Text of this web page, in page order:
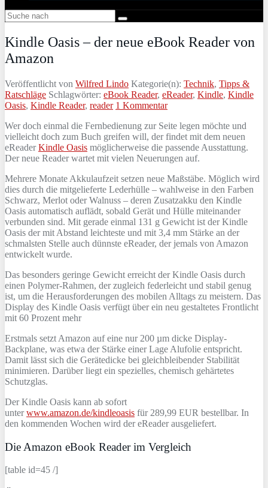
Kindle Oasis – der neue eBook Reader von
Amazon
Veröffentlicht von Wilfred Lindo Kategorie(n): Technik, Tipps &
Ratschläge Schlagwörter: eBook Reader, eReader, Kindle, Kindle
Oasis, Kindle Reader, reader 1 Kommentar
Wer doch einmal die Fernbedienung zur Seite legen möchte und
vielleicht doch zum Buch greifen will, der findet mit dem neuen
eReaderKindle Oasis möglicherweise die passende Ausstattung.
Der neue Reader wartet mit vielen Neuerungen auf.
Mehrere Monate Akkulaufzeit setzen neue Maßstäbe. Möglich wird
dies durch die mitgelieferte Lederhülle – wahlweise in den Farben
Schwarz, Merlot oder Walnuss – deren Zusatzakku den Kindle
Oasis automatisch auflädt, sobald Gerät und Hülle miteinander
verbunden sind. Mit gerade einmal 131 g Gewicht ist der Kindle
Oasis der mit Abstand leichteste und mit 3,4 mm Stärke an der
schmalsten Stelle auch dünnste eReader, der jemals von Amazon
entwickelt wurde.
Das besonders geringe Gewicht erreicht der Kindle Oasis durch
einen Polymer-Rahmen, der zugleich federleicht und stabil genug
ist, um die Herausforderungen des mobilen Alltags zu meistern. Das
Display des Kindle Oasis verfügt über ein neu gestaltetes Frontlicht
mit 60 Prozent mehr
Erstmals setzt Amazon auf eine nur 200 µm dicke Display-
Backplane, was etwa der Stärke einer Lage Alufolie entspricht.
Damit lässt sich die Gerätedicke bei gleichbleibender Stabilität
minimieren. Darüber liegt ein spezielles, chemisch gehärtetes
Schutzglas.
Der Kindle Oasis kann ab sofort
unterwww.amazon.de/kindleoasis für 289,99 EUR bestellbar. In
den kommenden Wochen wird der eReader ausgeliefert.
Die Amazon eBook Reader im Vergleich
[table id=45 /]